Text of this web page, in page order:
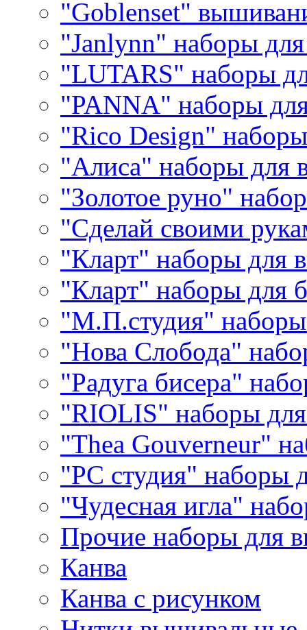
"Goblenset"
"Janlynn" наборы
"LUTARS" наборы
"PANNA" наборы
"Rico Design"
"Алиса" наборы для
"Золотое руно"
"Сделай своими
"Кларт" наборы для
"Кларт" наборы для
"М.П.студия"
"Нова Слобода"
"Радуга бисера"
"RIOLIS" наборы
"Thea Gouverneur"
"РС студия" наборы
"Чудесная игла"
Прочие наборы для
Канва
Канва с рисунком